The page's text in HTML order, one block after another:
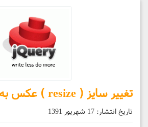
تغییر سایز ( resize ) عکس به کمک jQuery
تاریخ انتشار: 17 شهریور 1391